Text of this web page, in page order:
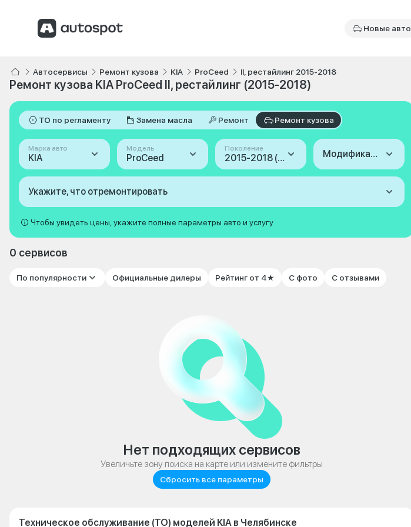
Новые авто
Автосервисы Ремонт кузова KIA ProCeed II, рестайлинг 2015-2018
Ремонт кузова KIA ProCeed II, рестайлинг (2015-2018)
ТО по регламенту Замена масла Ремонт Ремонт кузова
Марка авто
KIA
Модель
ProCeed
Поколение
2015-2018 (II, рестайлинг) Модификация
Укажите, что отремонтировать
Чтобы увидеть цены, укажите полные параметры авто и услугу
0 сервисов
По популярности Официальные дилеры Рейтинг от 4★ С фото С отзывами
Нет подходящих сервисов
Увеличьте зону поиска на карте или измените фильтры
Сбросить все параметры
Техническое обслуживание (ТО) моделей KIA в Челябинске